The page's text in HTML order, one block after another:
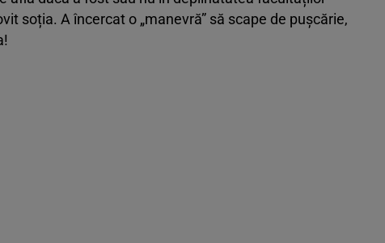
soția. A încercat o „manevră” să scape de pușcărie,